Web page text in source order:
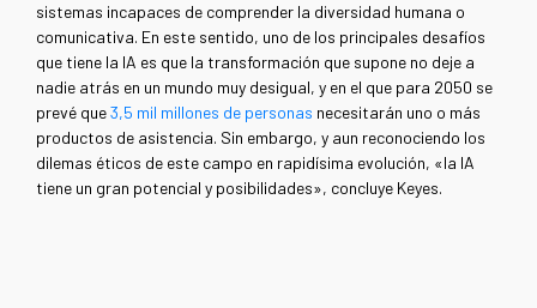
sistemas incapaces de comprender la diversidad humana o
comunicativa. En este sentido, uno de los principales desafíos
que tiene la IA es que la transformación que supone no deje a
nadie atrás en un mundo muy desigual, y en el que para 2050 se
prevé que3,5 mil millones de personas necesitarán uno o más
productos de asistencia. Sin embargo, y aun reconociendo los
dilemas éticos de este campo en rapidísima evolución, «la IA
tiene un gran potencial y posibilidades», concluye Keyes.